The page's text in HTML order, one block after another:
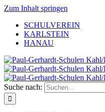
Zum Inhalt springen
SCHULVEREIN
KARLSTEIN
HANAU
Suche nach: